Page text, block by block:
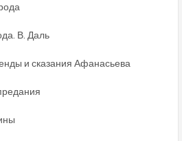
В. Даль
и сказания Афанасьева